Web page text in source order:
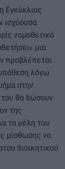
Εγκύκλιος
ισχύουσα
νομοθετικό
μια
προβλέπεται
λόγω
στην
θα δώσουν
της
τα μέλη του
μίσθωσης να
διοικητικού